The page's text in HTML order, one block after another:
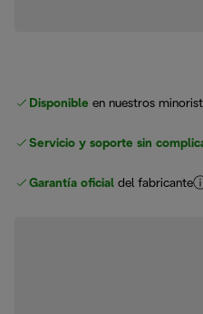
Disponible en nuestros
Servicio y soporte sin
Garantía oficial del fabricante